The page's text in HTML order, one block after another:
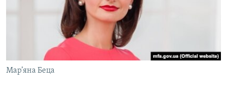
Мар’яна Беца